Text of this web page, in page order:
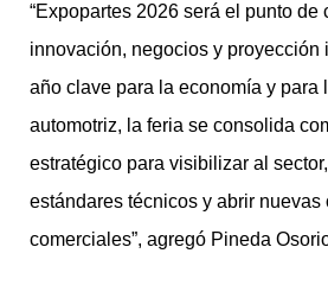
“Expopartes 2026 será el punto de
innovación, negocios y proyección
año clave para la economía y para
automotriz, la feria se consolida
estratégico para visibilizar al
estándares técnicos y abrir nuevas
comerciales”, agregó Pineda